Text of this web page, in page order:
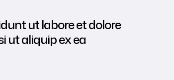
ut labore et dolore
ut aliquip ex ea